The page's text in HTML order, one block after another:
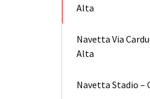
Alta
Navetta Via
Alta
Navetta Stadio –